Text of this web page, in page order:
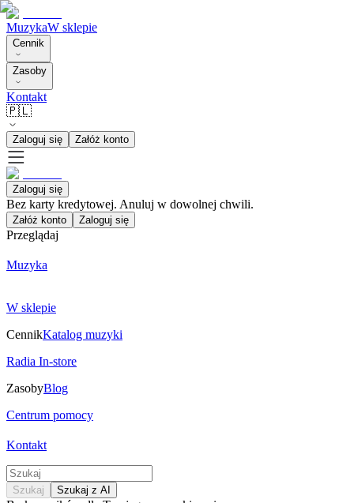
MuzykaW sklepie
Cennik
Zasoby
Kontakt
🇵🇱
Zaloguj się Załóż konto
Zaloguj się
Bez karty kredytowej. Anuluj w dowolnej chwili.
Załóż konto Zaloguj się
Przeglądaj
Muzyka
W sklepie
CennikKatalog muzyki
Radia In-store
ZasobyBlog
Centrum pomocy
Kontakt
Szukaj Szukaj z AI